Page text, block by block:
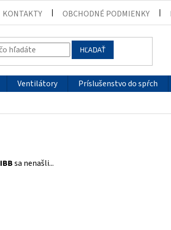
KONTAKTY OBCHODNÉ PODMIENKY
HĽADAŤ
Ventilátory Príslušenstvo do spŕch
IBBsa nenašli...